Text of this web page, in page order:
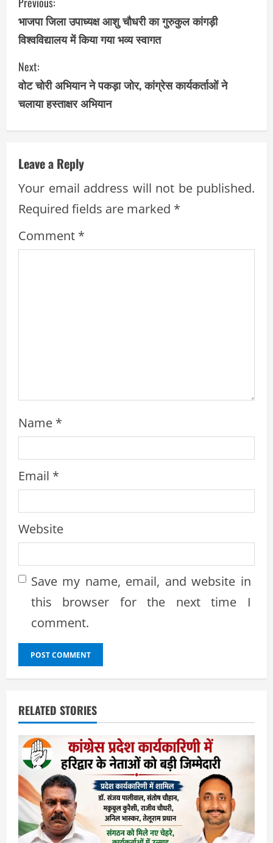
o
n
t
i
n
u
e
R
e
भाजपा जिला उपाध्यक्ष आशु चौधरी का गुरुकुल कांगड़ी
विश्वविद्यालय में किया गया भव्य स्वागत
Next:
वोट चोरी अभियान ने पकड़ा जोर, कांग्रेस कार्यकर्ताओं ने
चलाया हस्ताक्षर अभियान
Leave a Reply
Your email address will not be published.
Required fields are marked *
Comment *
Name *
Email *
Website
Save my name, email, and website in
this browser for the next time I
comment.
RELATED STORIES